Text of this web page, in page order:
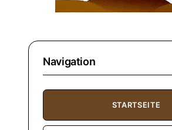
Navigation
STARTSEITE